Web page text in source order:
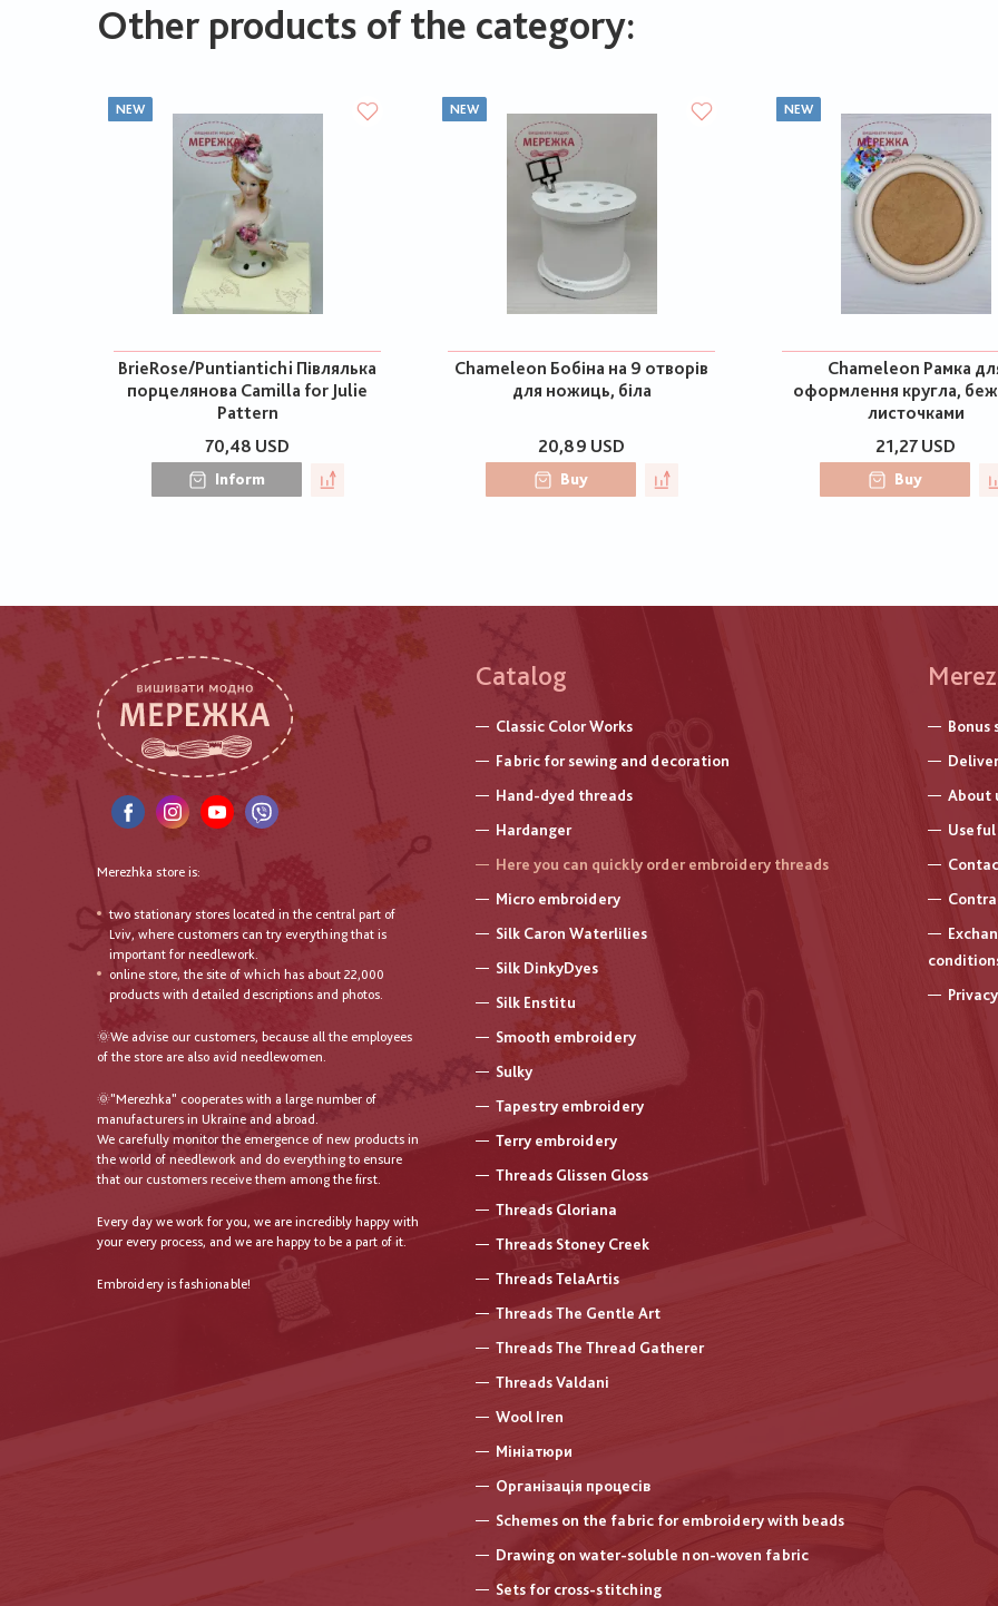
Other products of the category:
NEW
BrieRose/Puntiantichi Півлялька
порцелянова Camilla for Julie
Pattern
70,48 USD
Inform
NEW
Chameleon Бобіна на 9 отворів
для ножиць, біла
20,89 USD
Buy
NEW
Chameleon Рамка
оформлення кругла,
листочками
21,27 USD
Buy
Merezhka store is:
two stationary stores located in the central part of
Lviv, where customers can try everything that is
important for needlework.
online store, the site of which has about 22,000
products with detailed descriptions and photos.
🌞We advise our customers, because all the employees
of the store are also avid needlewomen.
🌞"Merezhka" cooperates with a large number of
manufacturers in Ukraine and abroad.
We carefully monitor the emergence of new products in
the world of needlework and do everything to ensure
that our customers receive them among the first.
Every day we work for you, we are incredibly happy with
your every process, and we are happy to be a part of it.
Embroidery is fashionable!
Catalog
Classic Color Works
Fabric for sewing and decoration
Hand-dyed threads
Hardanger
Here you can quickly order embroidery threads
Micro embroidery
Silk Caron Waterlilies
Silk DinkyDyes
Silk Enstitu
Smooth embroidery
Sulky
Tapestry embroidery
Terry embroidery
Threads Glissen Gloss
Threads Gloriana
Threads Stoney Creek
Threads TelaArtis
Threads The Gentle Art
Threads The Thread Gatherer
Threads Valdani
Wool Iren
Мініатюри
Організація процесів
Schemes on the fabric for embroidery with beads
Drawing on water-soluble non-woven fabric
Sets for cross-stitching
Меню
Bonus
About